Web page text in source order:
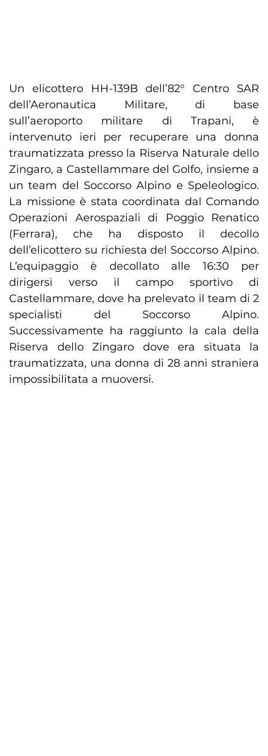
Un elicottero HH-139B dell’82° Centro SAR
dell’Aeronautica Militare, di base
sull’aeroporto militare di Trapani, è
intervenuto ieri per recuperare una donna
traumatizzata presso la Riserva Naturale dello
Zingaro, a Castellammare del Golfo, insieme a
un team del Soccorso Alpino e Speleologico.
La missione è stata coordinata dal Comando
Operazioni Aerospaziali di Poggio Renatico
(Ferrara), che ha disposto il decollo
dell’elicottero su richiesta del Soccorso Alpino.
L’equipaggio è decollato alle 16:30 per
dirigersi verso il campo sportivo di
Castellammare, dove ha prelevato il team di 2
specialisti del Soccorso Alpino.
Successivamente ha raggiunto la cala della
Riserva dello Zingaro dove era situata la
traumatizzata, una donna di 28 anni straniera
impossibilitata a muoversi.